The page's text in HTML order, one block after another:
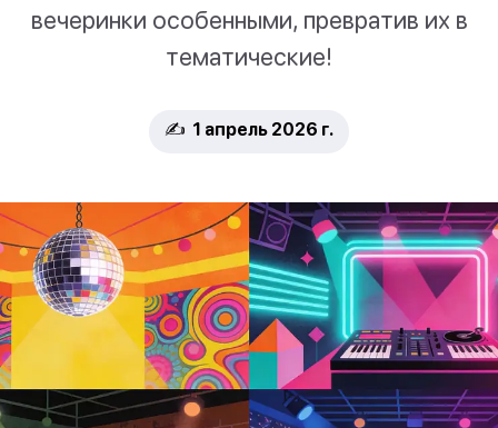
вечеринки особенными, превратив их в
тематические!
✍️ 1 апрель 2026 г.